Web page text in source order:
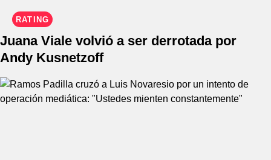
RATING
Juana Viale volvió a ser derrotada por
Andy Kusnetzoff